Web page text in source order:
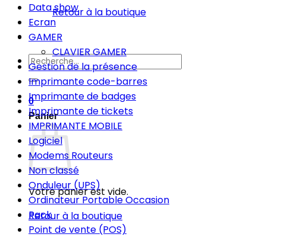
Retour à la boutique
Recherche
pour :
0
Panier
Votre panier est vide.
Retour à la boutique
Data show
Ecran
GAMER
CLAVIER GAMER
Gestion de la présence
Imprimante code-barres
Imprimante de badges
Imprimante de tickets
IMPRIMANTE MOBILE
Logiciel
Modems Routeurs
Non classé
Onduleur (UPS)
Ordinateur Portable Occasion
Pack
Point de vente (POS)